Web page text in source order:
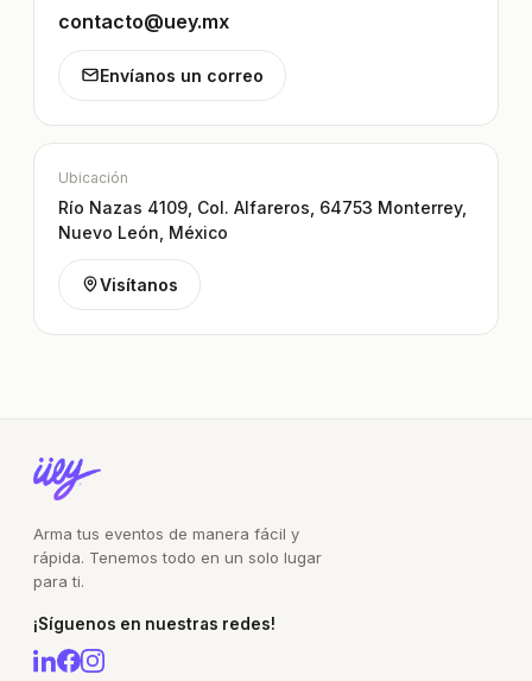
contacto@uey.mx
Envíanos un correo
Ubicación
Río Nazas 4109, Col. Alfareros, 64753 Monterrey,
Nuevo León, México
Visítanos
Arma tus eventos de manera fácil y
rápida. Tenemos todo en un solo lugar
para ti.
¡Síguenos en nuestras redes!